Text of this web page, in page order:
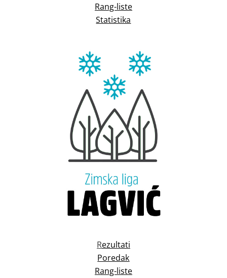
Rang-liste
Statistika
Rezultati
Poredak
Rang-liste